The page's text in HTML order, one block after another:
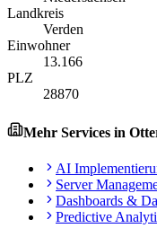
Landkreis
Verden
Einwohner
13.166
PLZ
28870
Mehr Services in
AI
Server
Dashboards &
Predictive